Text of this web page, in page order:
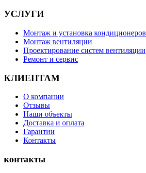
УСЛУГИ
Монтаж и установка кондиционеров
Монтаж вентиляции
Проектирование систем вентиляции
Ремонт и сервис
КЛИЕНТАМ
О компании
Отзывы
Наши объекты
Доставка и оплата
Гарантии
Контакты
контакты